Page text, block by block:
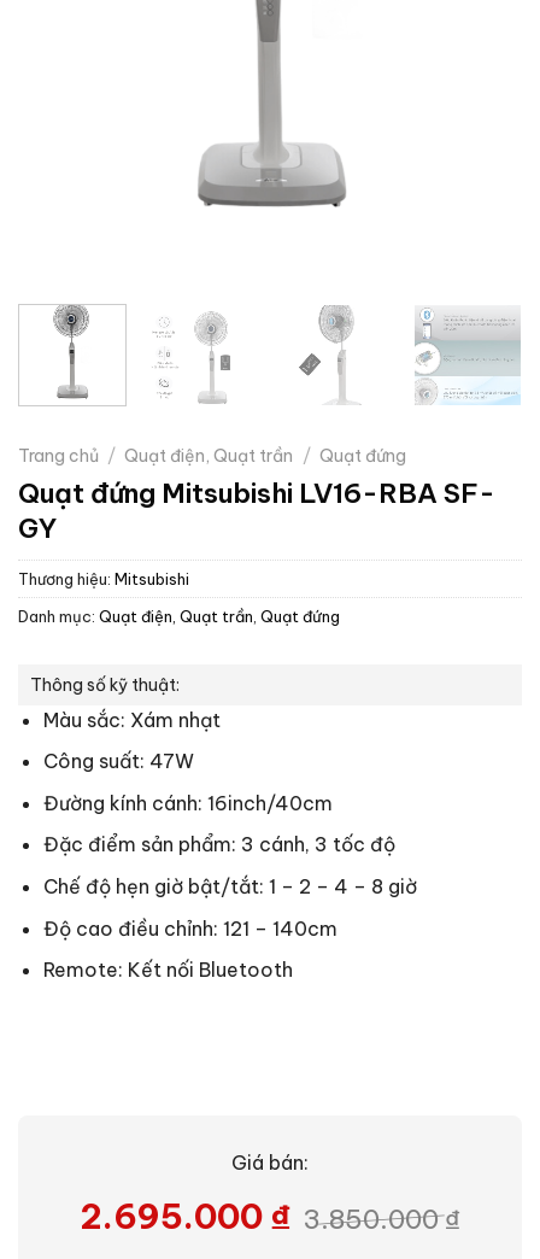
Trang chủ / Quạt điện, Quạt trần / Quạt đứng
Quạt đứng Mitsubishi LV16-RBA SF-
GY
Thương hiệu: Mitsubishi
Danh mục: Quạt điện, Quạt trần Quạt đứng
Thông số kỹ thuật:
Màu sắc: Xám nhạt
Công suất: 47W
Đường kính cánh: 16inch/40cm
Đặc điểm sản phẩm: 3 cánh, 3 tốc độ
Chế độ hẹn giờ bật/tắt: 1 – 2 – 4 – 8 giờ
Độ cao điều chỉnh: 121 – 140cm
Remote: Kết nối Bluetooth
Giá bán:
2.695.000 ₫ 3.850.000₫